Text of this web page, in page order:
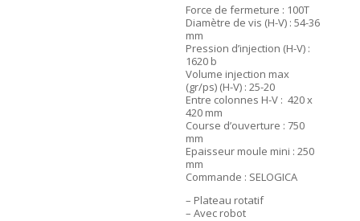
Force de fermeture : 100T
Diamètre de vis (H-V) : 54-36
mm
Pression d’injection (H-V) :
1620 b
Volume injection max
(gr/ps) (H-V) : 25-20
Entre colonnes H-V : 420 x
420 mm
Course d’ouverture : 750
mm
Epaisseur moule mini : 250
mm
Commande : SELOGICA
– Plateau rotatif
– Avec robot